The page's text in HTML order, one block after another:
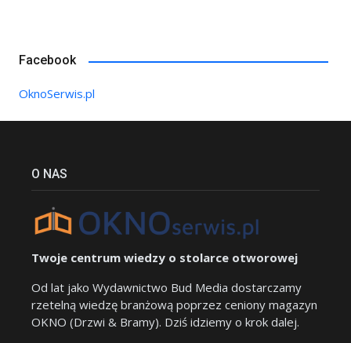
Facebook
OknoSerwis.pl
O NAS
Twoje centrum wiedzy o stolarce otworowej
Od lat jako Wydawnictwo Bud Media dostarczamy
rzetelną wiedzę branżową poprzez ceniony magazyn
OKNO (Drzwi & Bramy). Dziś idziemy o krok dalej.